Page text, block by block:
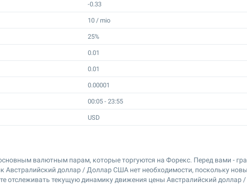
-0.33
10 / mio
25%
0.01
0.01
0.00001
00:05 - 23:55
USD
валютным парам, которые торгуются на Форекс. Перед вами -
доллар / Доллар США нет необходимости, поскольку
отслеживать текущую динамику движения цены Австралийский доллар